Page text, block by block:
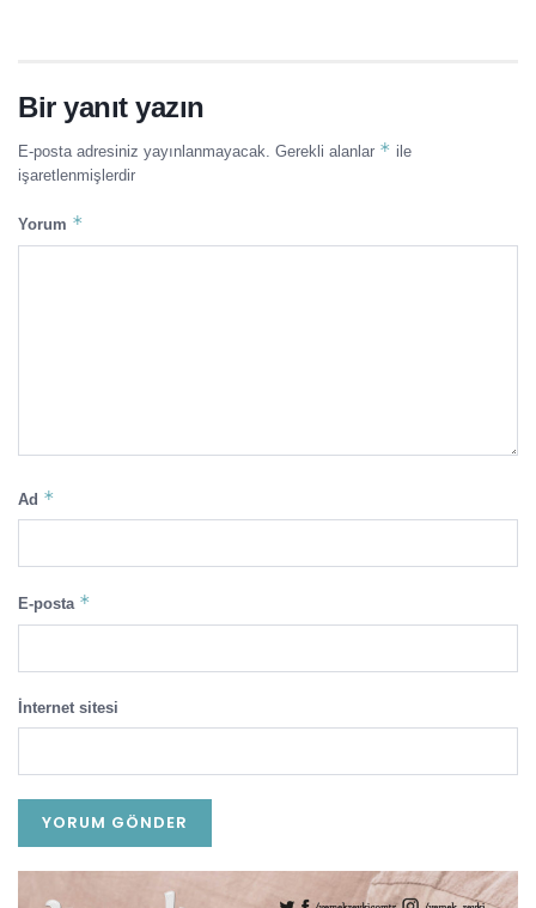
Bir yanıt yazın
E-posta adresiniz yayınlanmayacak. Gerekli alanlar * ile
işaretlenmişlerdir
Yorum *
Ad *
E-posta *
İnternet sitesi